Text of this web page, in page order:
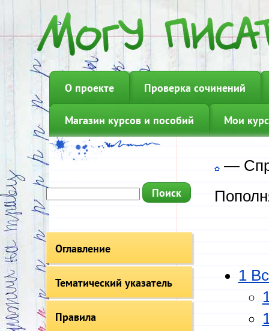
О проекте Проверка сочинений
Магазин курсов и пособий Мои
Оглавление
Тематический указатель
Правила
—
1